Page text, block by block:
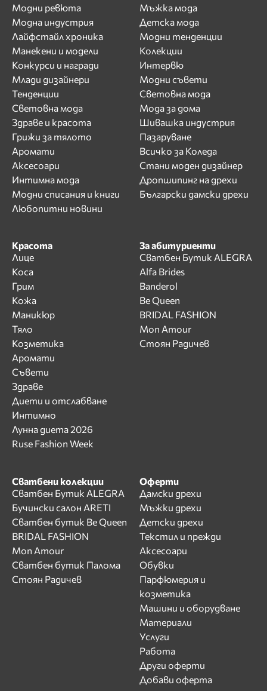
Модни ревюта
Модна индустрия
Лайфстайл хроника
Манекени и модели
Конкурси и награди
Млади дизайнери
Тенденции
Световна мода
Здраве и красота
Грижи за тялото
Аромати
Аксесоари
Интимна мода
Модни списания и книги
Любопитни новини
Мъжка мода
Детска мода
Модни тенденции
Колекции
Интервю
Модни съвети
Световна мода
Мода за дома
Шивашка индустрия
Пазаруване
Всичко за Коледа
Стани моден дизайнер
Дропшипинг на дрехи
Български дамски дрехи
Красота
Лице
Коса
Грим
Кожа
Маникюр
Тяло
Козметика
Аромати
Съвети
Здраве
Диети и отслабване
Интимно
Лунна диета 2026
Ruse Fashion Week
За абитуриенти
Сватбен Бутик ALEGRA
Alfa Brides
Banderol
Be Queen
BRIDAL FASHION
Mon Amour
Стоян Радичев
Сватбени колекции
Сватбен Бутик ALEGRA
Бучински салон ARETI
Сватбен бутик Be Queen
BRIDAL FASHION
Mon Amour
Сватбен бутик Палома
Стоян Радичев
Оферти
Дамски дрехи
Мъжки дрехи
Детски дрехи
Текстил и прежди
Аксесоари
Обувки
Парфюмерия и
козметика
Машини и оборудване
Материали
Услуги
Работа
Други оферти
Добави оферта